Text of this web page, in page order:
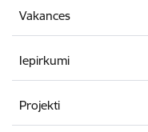
Vakances
Iepirkumi
Projekti